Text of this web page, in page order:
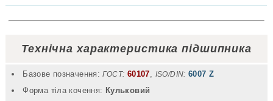
грн
Технічна характеристика підшипника
Базове позначення: ГОСТ: 60107, ISO/DIN: 6007 Z
Форма тіла кочення: Кульковий